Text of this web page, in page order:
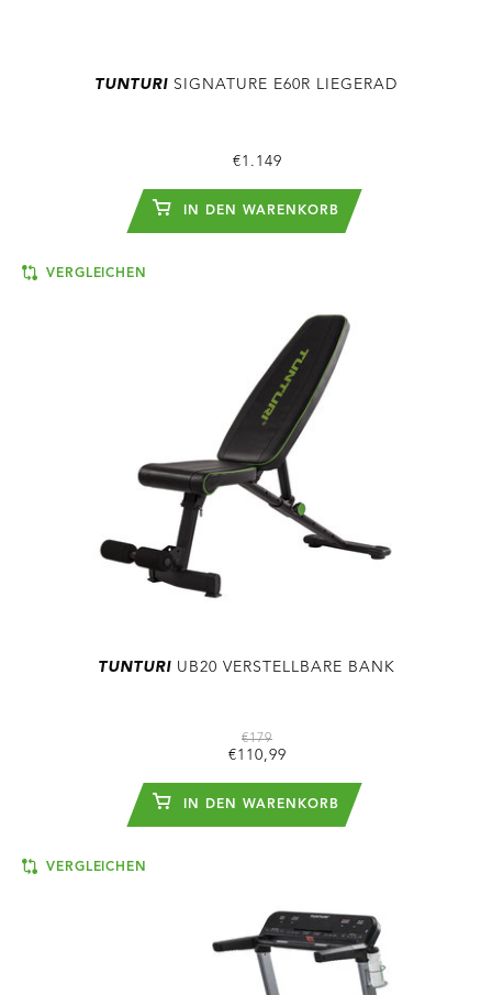
TUNTURI SIGNATURE E60R LIEGERAD
€1.149
IN DEN WARENKORB
VERGLEICHEN
TUNTURIUB20 VERSTELLBARE BANK
€179
€110,99
IN DEN WARENKORB
VERGLEICHEN